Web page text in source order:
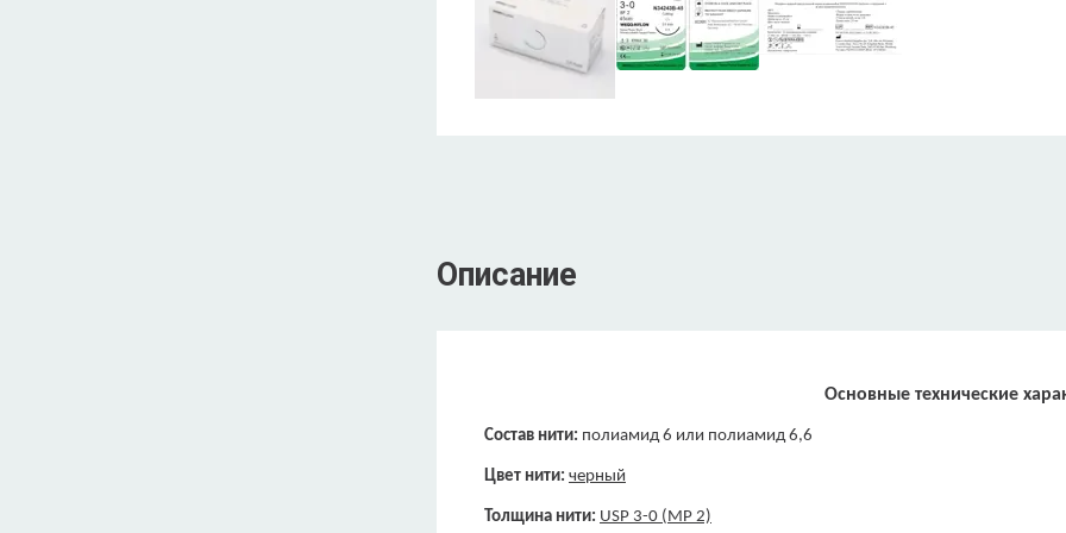
Описание
Основные технические
Состав нити: полиамид 6 или полиамид 6,6
Цвет нити: черный
Толщина нити: USP 3-0 (МР 2)